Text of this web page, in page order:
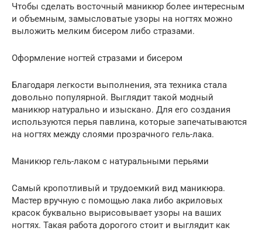
Чтобы сделать восточный маникюр более интересным
и объемным, замысловатые узоры на ногтях можно
выложить мелким бисером либо стразами.
Оформление ногтей стразами и бисером
Благодаря легкости выполнения, эта техника стала
довольно популярной. Выглядит такой модный
маникюр натурально и изыскано. Для его создания
используются перья павлина, которые запечатываются
на ногтях между слоями прозрачного гель-лака.
Маникюр гель-лаком с натуральными перьями
Самый кропотливый и трудоемкий вид маникюра.
Мастер вручную с помощью лака либо акриловых
красок буквально вырисовывает узоры на ваших
ногтях. Такая работа дорогого стоит и выглядит как